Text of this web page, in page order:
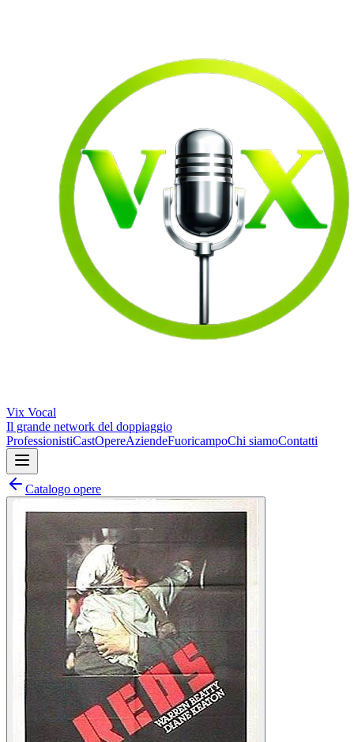
Vix Vocal
Il grande network del doppiaggio
ProfessionistiCastOpereAziendeFuoricampoChi siamoContatti
Catalogo opere